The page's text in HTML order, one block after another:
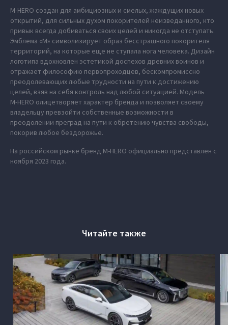
M‑HERO создан для амбициозных и смелых, жаждущих новых
открытий, для сильных духом покорителей неизведанного, кто
привык всегда добиваться своих целей и никогда не отступать.
Эмблема «М» символизирует образ бесстрашного покорителя
территорий, на которые еще не ступала нога человека. Дизайн
логотипа вдохновлен эстетикой доспехов древних воинов и
отражает философию первопроходцев, бескомпромиссно
преодолевающих любые трудности на пути к достижению
целей, взяв на себя контроль над любой ситуацией. Модель
M‑HERO олицетворяет характер бренда и позволяет своему
владельцу превзойти собственные возможности в
преодолении преград на пути к обретению чувства свободы,
покорив любое бездорожье.
На российском рынке бренд M‑HERO официально представлен с
ноября 2023 года.
Читайте также